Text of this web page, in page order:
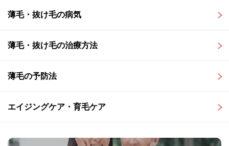
薄毛・抜け毛の病気
薄毛・抜け毛の治療方法
薄毛の予防法
エイジングケア・育毛ケア